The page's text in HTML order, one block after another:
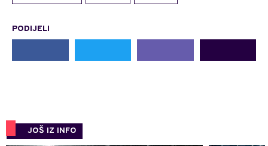
PODIJELI
JOŠ IZ INFO